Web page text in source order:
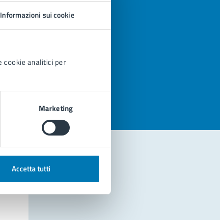
Informazioni sui cookie
cookie analitici per
Marketing
Accetta tutti